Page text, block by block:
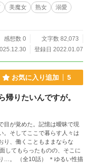
美魔女 熟女
溺愛
感想数 0
文字数 82,073
登録日 2022.01.07
お気に入り追加 5
帰りたいんですが。
が覚めた。記憶は曖昧で現
。そしてここで暮らす人々は
り、働くこともままならな
てもらったものの、そこに
い性描